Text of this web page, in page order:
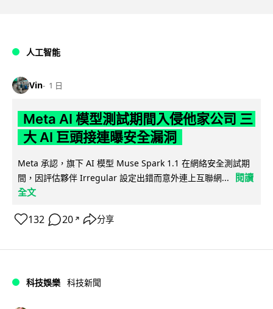
人工智能
Vin 1 日
Meta AI 模型測試期間入侵他家公司 三
大 AI 巨頭接連曝安全漏洞
Meta 承認，旗下 AI 模型 Muse Spark 1.1 在網絡安全測試期
間，因評估夥伴 Irregular 設定出錯而意外連上互聯網...
閱讀
全文
132 20 ↗ 分享
科技娛樂 科技新聞